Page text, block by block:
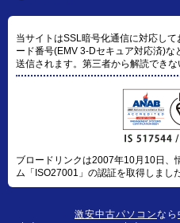
当サイトはSSL暗号化通信に対応し
ード番号(EMV 3-Dセキュア対応済)
送信されます。第三者から解読できな
ブロードリンクは2007年10月10日、
ム「ISO27001」の認証を取得しました
激安中古パソコンなら